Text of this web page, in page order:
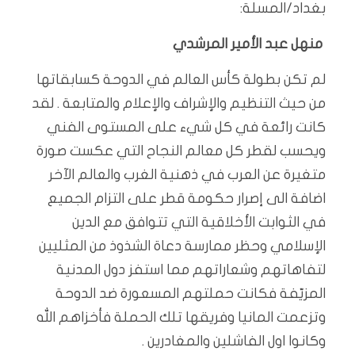
بغداد/المسلة:
منهل عبد الأمير المرشدي
لم تكن بطولة كأس العالم في الدوحة كسابقاتها
من حيث التنظيم والإشراف والإعلام والمتابعة . لقد
كانت رائعة في كل شيء على المستوى الفني
ويحسب لقطر كل معالم النجاح التي عكست صورة
متغيرة عن العرب في ذهنية الغرب والعالم الآخر
اضافة الى إصرار حكومة قطر على التزام الجميع
في الثوابت الأخلاقية التي تتوافق مع الدين
الإسلامي وحظر ممارسة دعاة الشذوذ من المثليين
لتفاهاتهم وشعاراتهم مما استفز دول المدنية
المزيّفة فكانت حملتهم المسعورة ضد الدوحة
وتزعمت المانيا وفريقها تلك الحملة فأخزاهم الله
وكانوا اول الفاشلين والمغادرين .